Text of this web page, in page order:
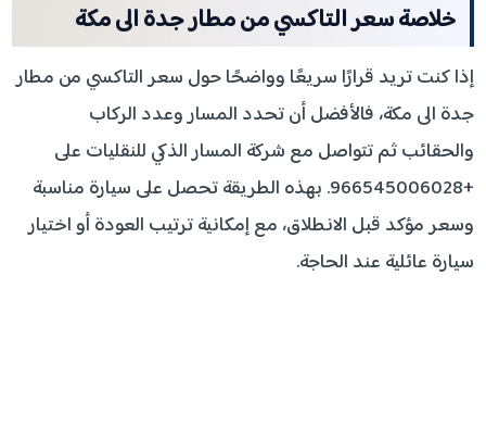
خلاصة سعر التاكسي من مطار جدة الى مكة
إذا كنت تريد قرارًا سريعًا وواضحًا حول سعر التاكسي من مطار
جدة الى مكة، فالأفضل أن تحدد المسار وعدد الركاب
والحقائب ثم تتواصل مع شركة المسار الذكي للنقليات على
+966545006028. بهذه الطريقة تحصل على سيارة مناسبة
وسعر مؤكد قبل الانطلاق، مع إمكانية ترتيب العودة أو اختيار
سيارة عائلية عند الحاجة.